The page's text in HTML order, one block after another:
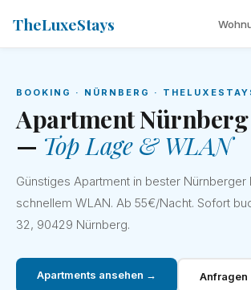
TheLuxeStays
BOOKING · NÜRNBERG ·
Apartment
— Top Lage & WLAN
Günstiges Apartment in bester Nürnberger
schnellem WLAN. Ab 55€/Nacht. Sofort
32, 90429 Nürnberg.
Apartments ansehen → Anfragen